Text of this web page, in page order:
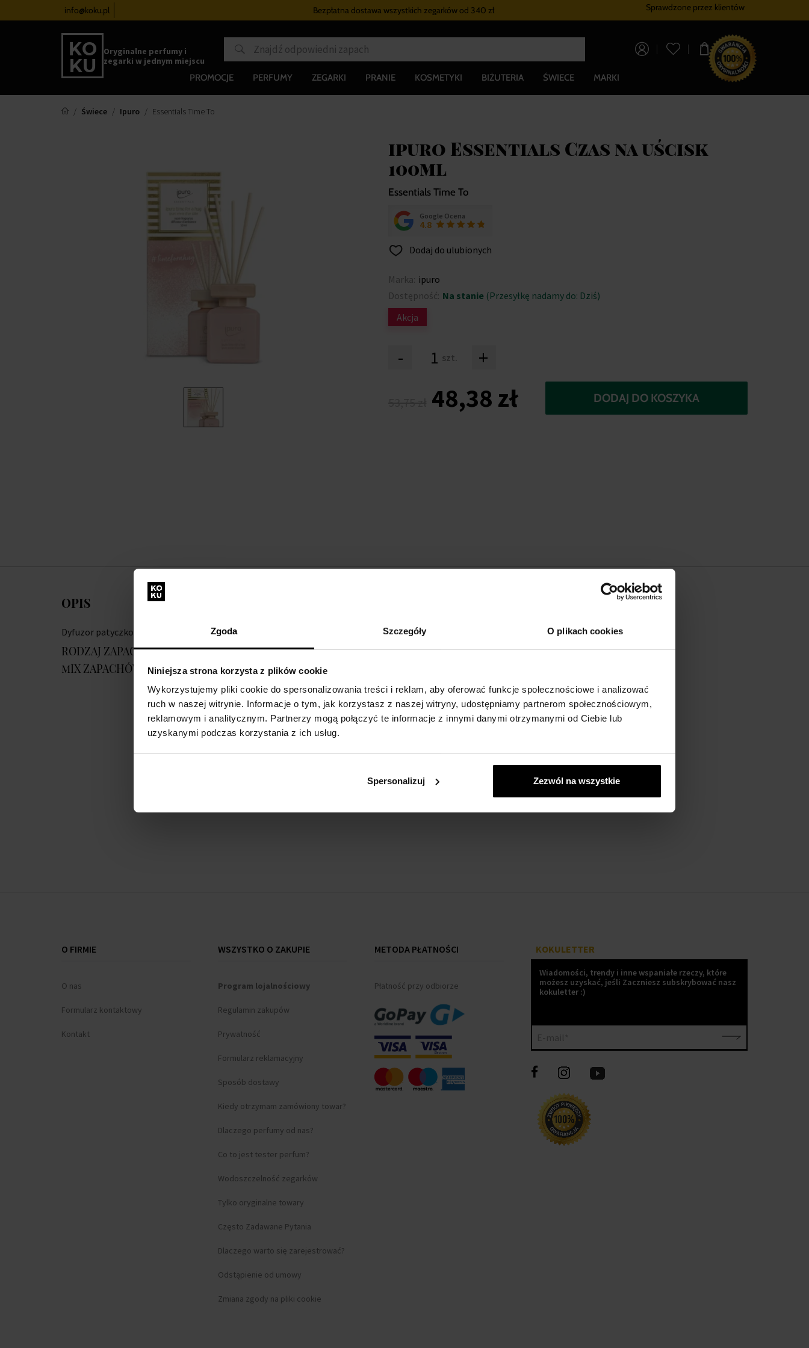
Zgoda Szczegóły O plikach cookies
Niniejsza strona korzysta z plików cookie
Wykorzystujemy pliki cookie do spersonalizowania treści i reklam, aby oferować funkcje społecznościowe i analizować
ruch w naszej witrynie. Informacje o tym, jak korzystasz z naszej witryny, udostępniamy partnerom społecznościowym,
reklamowym i analitycznym. Partnerzy mogą połączyć te informacje z innymi danymi otrzymanymi od Ciebie lub
uzyskanymi podczas korzystania z ich usług.
Spersonalizuj Zezwól na wszystkie
info@koku.pl
od 340 zł Bezpłatna dostawa wszystkich zegarkówod 340 zł Program lojalnościowy Bezpłatna
Sprawdzone przez klientów
Oryginalne perfumy i
zegarki w jednym miejscu
0,00 zł
PROMOCJE PERFUMY ZEGARKI PRANIE KOSMETYKI BIŻUTERIA ŚWIECE MARKI
Świece Ipuro Essentials Time To
ipuro Essentials Czas na uścisk
100ml
Essentials Time To
Google Ocena
4.8
Dodaj do ulubionych
Marka: ipuro
Dostępność: Na stanie(Przesyłkę nadamy do: Dziś)
Akcja
- szt. +
48,38 zł DODAJ DO KOSZYKA
OPIS
Dyfuzor patyczkowy 100 ml
RODZAJ ZAPACHU:
mIX ZAPACHÓW:
Nasz wybór skrojony na miarę
O FIRMIE
O nas
Formularz kontaktowy
Kontakt
WSZYSTKO O ZAKUPIE
Program lojalnościowy
Regulamin zakupów
Prywatność
Formularz reklamacyjny
Sposób dostawy
Kiedy otrzymam zamówiony towar?
Dlaczego perfumy od nas?
Co to jest tester perfum?
Wodoszczelność zegarków
Tylko oryginalne towary
Często Zadawane Pytania
Dlaczego warto się zarejestrować?
Odstąpienie od umowy
Zmiana zgody na pliki cookie
METODA PŁATNOŚCI
Płatność przy odbiorze
KOKULETTER
Wiadomości, trendy i inne wspaniałe rzeczy, które
możesz uzyskać, jeśli Zaczniesz subskrybować nasz
kokuletter :)